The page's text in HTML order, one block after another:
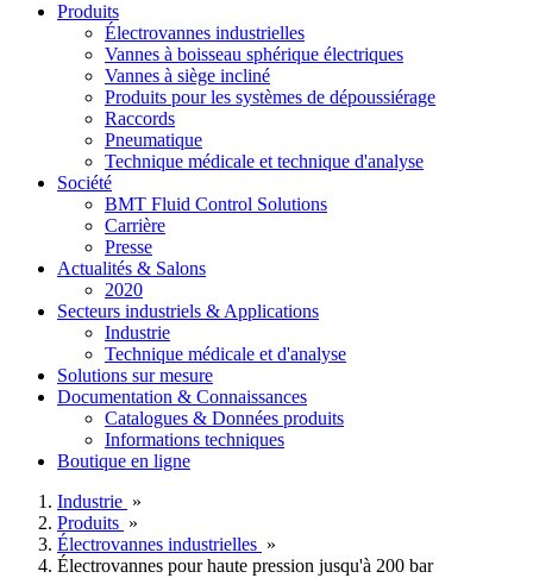
Produits
Électrovannes industrielles
Vannes à boisseau sphérique électriques
Vannes à siège incliné
Produits pour les systèmes de dépoussiérage
Raccords
Pneumatique
Technique médicale et technique d'analyse
Société
BMT Fluid Control Solutions
Carrière
Presse
Actualités & Salons
2020
Secteurs industriels & Applications
Industrie
Technique médicale et d'analyse
Solutions sur mesure
Documentation & Connaissances
Catalogues & Données produits
Informations techniques
Boutique en ligne
Industrie »
Produits »
Électrovannes industrielles »
Électrovannes pour haute pression jusqu'à 200 bar